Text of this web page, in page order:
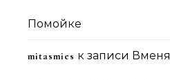
Помойке
mitasmies к записи